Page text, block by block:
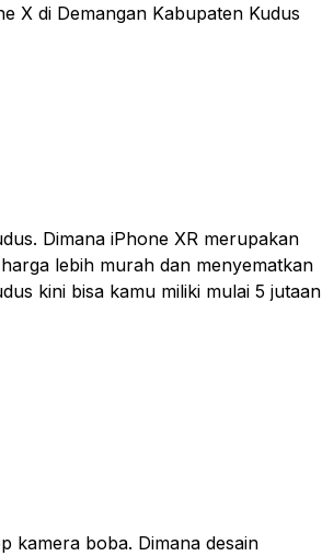
X di Demangan Kabupaten Kudus
Dimana iPhone XR merupakan
lebih murah dan menyematkan
kini bisa kamu miliki mulai 5 jutaan
kamera boba. Dimana desain